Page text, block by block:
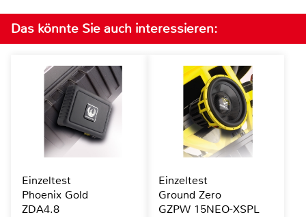
Das könnte Sie auch interessieren:
Einzeltest
Phoenix Gold
ZDA4.8
Einzeltest
Ground Zero
GZPW 15NEO-XSPL